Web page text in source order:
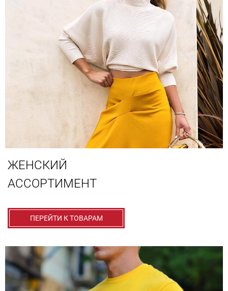
ЖЕНСКИЙ
АССОРТИМЕНТ
ПЕРЕЙТИ К ТОВАРАМ